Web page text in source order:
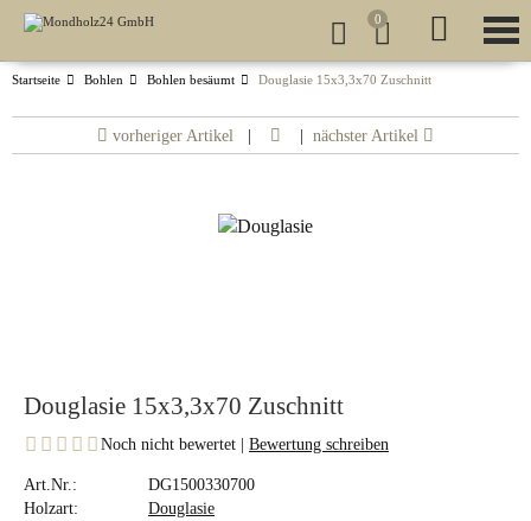
0
Startseite Bohlen Bohlen besäumt Douglasie 15x3,3x70 Zuschnitt
vorheriger Artikel | | nächster Artikel
Douglasie 15x3,3x70 Zuschnitt
Noch nicht bewertet | Bewertung schreiben
Art.Nr.:
DG1500330700
Holzart:
Douglasie